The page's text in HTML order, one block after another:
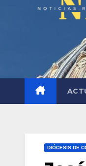
DIÓCESIS DE